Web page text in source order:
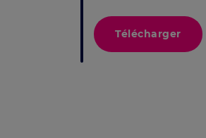
Télécharger